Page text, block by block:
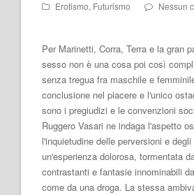
Erotismo, Futurismo Nessun
Per Marinetti, Corra, Terra e la gran
sesso non è una cosa poi così
senza tregua fra maschile e
conclusione nel piacere e l'unico
sono i pregiudizi e le convenzioni
Ruggero Vasari ne indaga l'aspetto
l'inquietudine delle perversioni e
un'esperienza dolorosa, tormentata
contrastanti e fantasie innominabili
come da una droga. La stessa